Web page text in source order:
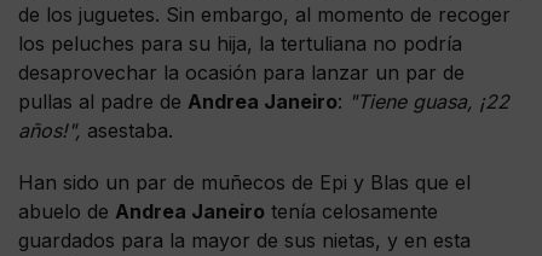
de los juguetes. Sin embargo, al momento de recoger
los peluches para su hija, la tertuliana no podría
desaprovechar la ocasión para lanzar un par de
pullas al padre de Andrea Janeiro: "Tiene guasa, ¡22
años!", asestaba.
Han sido un par de muñecos de Epi y Blas que el
abuelo de Andrea Janeiro tenía celosamente
guardados para la mayor de sus nietas, y en esta